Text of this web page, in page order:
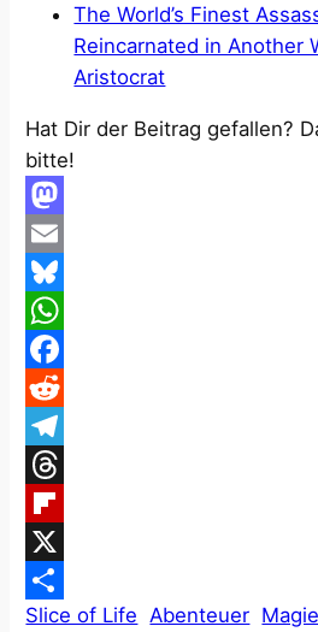
The World’s Finest
Reincarnated in Another
Aristocrat
Hat Dir der Beitrag gefallen?
bitte!
Mastodon
Email
Bluesky
WhatsApp
Facebook
Reddit
Telegram
Threads
Flipboard
X
Teilen
Slice of Life Abenteuer Magie